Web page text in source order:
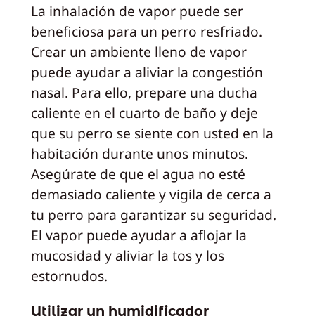
La inhalación de vapor puede ser
beneficiosa para un perro resfriado.
Crear un ambiente lleno de vapor
puede ayudar a aliviar la congestión
nasal. Para ello, prepare una ducha
caliente en el cuarto de baño y deje
que su perro se siente con usted en la
habitación durante unos minutos.
Asegúrate de que el agua no esté
demasiado caliente y vigila de cerca a
tu perro para garantizar su seguridad.
El vapor puede ayudar a aflojar la
mucosidad y aliviar la tos y los
estornudos.
Utilizar un humidificador